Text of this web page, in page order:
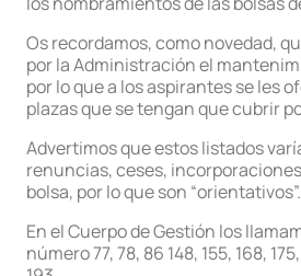
Os recordamos, como novedad,
por la Administración el
por lo que a los aspirantes se les
plazas que se tengan que cubrir
Advertimos que estos listados
renuncias, ceses,
bolsa, por lo que son “orientativos”.
En el Cuerpo de Gestión los
número 77, 78, 86 148, 155, 168,